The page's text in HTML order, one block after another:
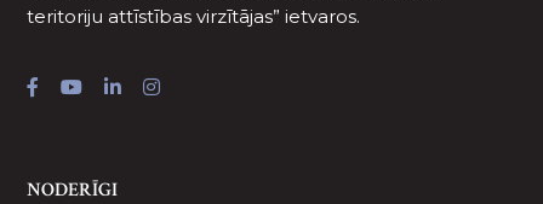
teritoriju attīstības virzītājas” ietvaros.
NODERĪGI